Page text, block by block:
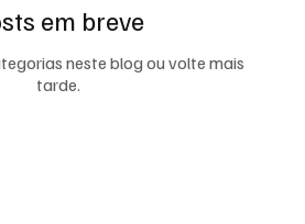
em breve
neste blog ou volte mais
tarde.